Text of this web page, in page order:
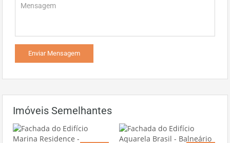
Imóveis Semelhantes